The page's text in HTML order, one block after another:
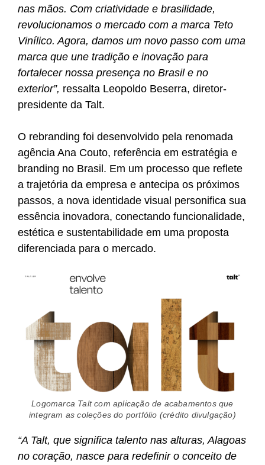
nas mãos. Com criatividade e brasilidade,
revolucionamos o mercado com a marca Teto
Vinílico. Agora, damos um novo passo com uma
marca que une tradição e inovação para
fortalecer nossa presença no Brasil e no
exterior”, ressalta Leopoldo Beserra, diretor-
presidente da Talt.
O rebranding foi desenvolvido pela renomada
agência Ana Couto, referência em estratégia e
branding no Brasil. Em um processo que reflete
a trajetória da empresa e antecipa os próximos
passos, a nova identidade visual personifica sua
essência inovadora, conectando funcionalidade,
estética e sustentabilidade em uma proposta
diferenciada para o mercado.
Logomarca Talt com aplicação de acabamentos que
integram as coleções do portfólio (crédito divulgação)
“A Talt, que significa talento nas alturas, Alagoas
no coração, nasce para redefinir o conceito de